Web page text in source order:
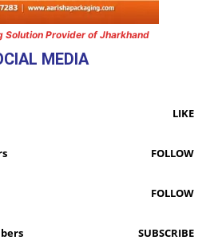
Solution Provider of Jharkhand
MEDIA
LIKE
FOLLOW
FOLLOW
SUBSCRIBE